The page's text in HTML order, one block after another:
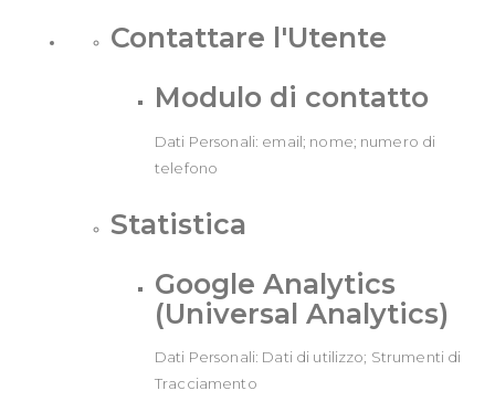
Contattare l'Utente
Modulo di contatto
Dati Personali: email; nome; numero di
telefono
Statistica
Google Analytics
(Universal Analytics)
Dati Personali: Dati di utilizzo; Strumenti di
Tracciamento